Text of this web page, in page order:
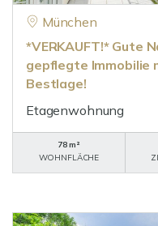
München
*VERKAUFT!* Gute
gepflegte Immobilie
Bestlage!
Etagenwohnung
78 m²
WOHNFLÄCHE